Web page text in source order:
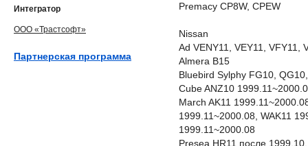
Premacy CP8W, CPEW
Nissan
Ad VENY11, VEY11, VFY11,
Almera B15
Bluebird Sylphy FG10,
Cube ANZ10
March AK11
1999.11~2000.08, WAK11
1999.11~2000.08
Presea HR11 после
Интегратор
ООО «Трастсофт»
Партнерская программа